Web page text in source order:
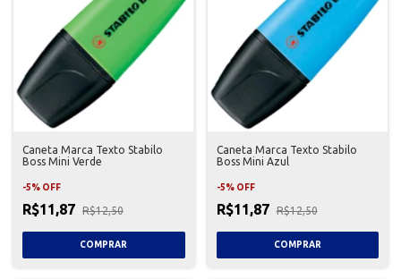
Caneta Marca Texto Stabilo
Boss Mini Verde
-5% OFF
R$11,87 R$12,50
Caneta Marca Texto Stabilo
Boss Mini Azul
-5% OFF
R$11,87 R$12,50